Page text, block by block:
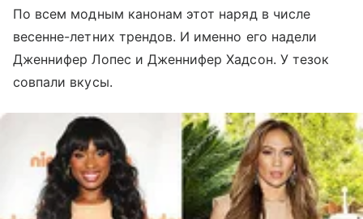
По всем модным канонам этот наряд в числе
весенне-летних трендов. И именно его надели
Дженнифер Лопес и Дженнифер Хадсон. У тезок
совпали вкусы.